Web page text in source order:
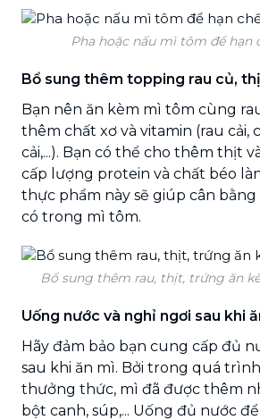
Pha hoặc nấu mì tôm để hạn
Bổ sung thêm topping rau củ,
Bạn nên ăn kèm mì tôm cùng
thêm chất xơ và vitamin (rau cải,
cải,...). Bạn có thể cho thêm thịt
cấp lượng protein và chất béo
thực phẩm này sẽ giúp cân
có trong mì tôm.
Bổ sung thêm rau, thịt, trứng ăn
Uống nước và nghỉ ngơi sau khi
Hãy đảm bảo bạn cung cấp đủ
sau khi ăn mì. Bởi trong quá
thưởng thức, mì đã được thêm
bột canh, súp,... Uống đủ nước